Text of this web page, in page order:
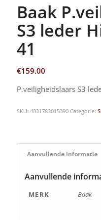
Baak
S3 leder
41
€159.00
P.veiligheidslaars S3
SKU: 4031783015390 Categorie:
Aanvullende informatie
Aanvullende
MERK Baak